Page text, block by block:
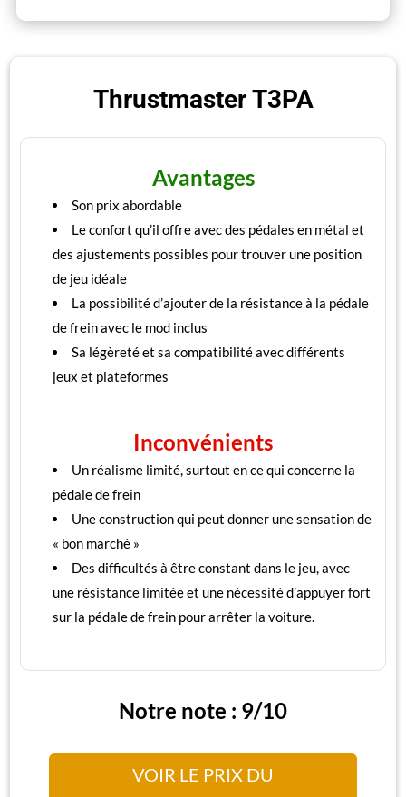
Thrustmaster T3PA
Avantages
Son prix abordable
Le confort qu’il offre avec des pédales en métal et
des ajustements possibles pour trouver une position
de jeu idéale
La possibilité d’ajouter de la résistance à la pédale
de frein avec le mod inclus
Sa légèreté et sa compatibilité avec différents
jeux et plateformes
Inconvénients
Un réalisme limité, surtout en ce qui concerne la
pédale de frein
Une construction qui peut donner une sensation de
« bon marché »
Des difficultés à être constant dans le jeu, avec
une résistance limitée et une nécessité d’appuyer fort
sur la pédale de frein pour arrêter la voiture.
Notre note : 9/10
VOIR LE PRIX DU